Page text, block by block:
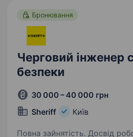
Бронювання
Черговий інженер
безпеки
30 000 – 40 000 грн
Sheriff
Київ
Повна зайнятість. Досвід